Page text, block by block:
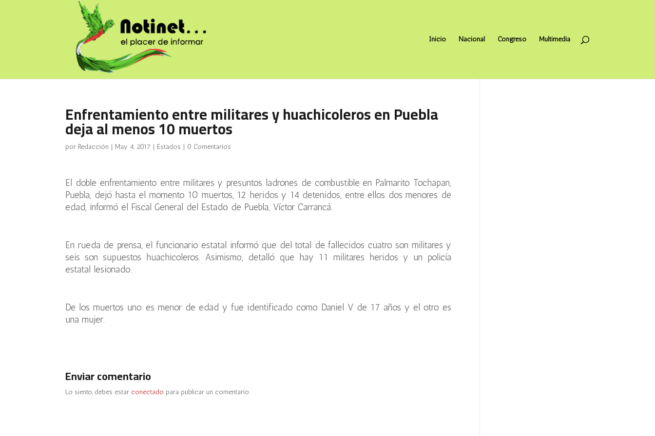
Inicio Nacional Congreso Multimedia
Enfrentamiento entre militares y huachicoleros en Puebla
deja al menos 10 muertos
por Redacción | May 4, 2017 | Estados | 0 Comentarios
El doble enfrentamiento entre militares y presuntos ladrones de combustible en Palmarito Tochapan,
Puebla, dejó hasta el momento 10 muertos, 12 heridos y 14 detenidos, entre ellos dos menores de
edad, informó el Fiscal General del Estado de Puebla, Víctor Carrancá.
En rueda de prensa, el funcionario estatal informó que del total de fallecidos cuatro son militares y
seis son supuestos huachicoleros. Asimismo, detalló que hay 11 militares heridos y un policía
estatal lesionado.
De los muertos uno es menor de edad y fue identificado como Daniel V de 17 años y el otro es
una mujer.
Enviar comentario
Lo siento, debes estar conectado para publicar un comentario.